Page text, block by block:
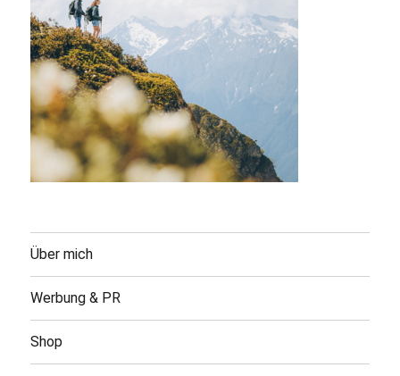
Über mich
Werbung & PR
Shop